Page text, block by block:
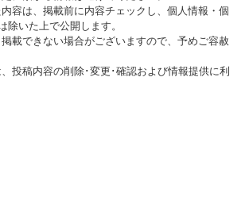
容は、掲載前に内容チェックし、個人情報・個
除いた上で公開します。
載できない場合がございますので、予めご容赦
投稿内容の削除･変更･確認および情報提供に利